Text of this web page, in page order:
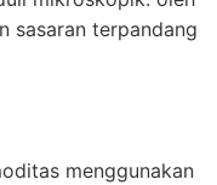
sasaran terpandang
menggunakan